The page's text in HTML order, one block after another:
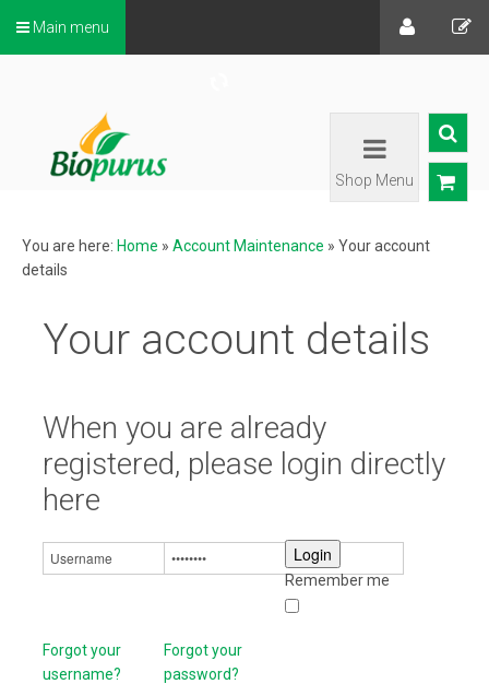
Main menu
Shop Menu
You are here: Home » Account Maintenance » Your account
details
Your account details
When you are already
registered, please login directly
here
Remember me
Forgot your
username?
Forgot your
password?